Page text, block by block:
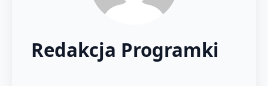
Redakcja Programki